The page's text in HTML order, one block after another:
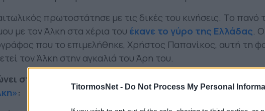
TitormosNet - Do Not Process My Personal
πρωτοστάτησε με τις δικές του κινήσεις. Το πανό
με τον Άλκη στα χέρια του έκανε το γύρο της Ελλάδας. Ο
που το επιμελήθηκε, Χρήστος Παπανίκος, αυτή τη
τον Άλκη στην αγκαλιά του Άρη του.
στην ανάρτησή της στα κοινωνικά δίκτυα η δομή
: